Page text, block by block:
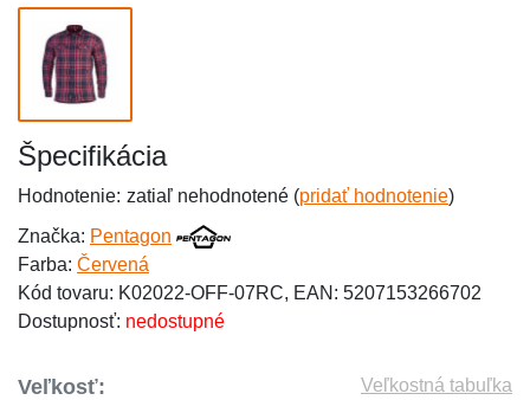
Špecifikácia
Hodnotenie: zatiaľ nehodnotené (pridať hodnotenie)
Značka: Pentagon
Farba: Červená
Kód tovaru: K02022-OFF-07RC, EAN: 5207153266702
Dostupnosť: nedostupné
Veľkosť: Veľkostná tabuľka